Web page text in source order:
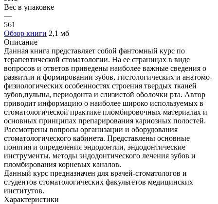
Вес в упаковке
—
561
Обзор книги 2,1 мб
Описание
Данная книга представляет собой фантомный курс по
терапевтической стоматологии. На ее страницах в виде
вопросов и ответов приведены наиболее важные сведения о
развитии и формировании зубов, гистологических и анатомо-
физиологических особенностях строения твердых тканей
зубов,пульпы, периодонта и слизистой оболочки рта. Автор
приводит информацию о наиболее широко используемых в
стоматологической практике пломбировочных материалах и
основных принципах препарирования кариозных полостей.
Рассмотрены вопросы организации и оборудования
стоматологического кабинета. Представлены основные
понятия и определения эндодонтии, эндодонтические
инструменты, методы эндодонтического лечения зубов и
пломбирования корневых каналов.
Данный курс предназначен для врачей-стоматологов и
студентов стоматологических факультетов медицинских
институтов.
Характеристики